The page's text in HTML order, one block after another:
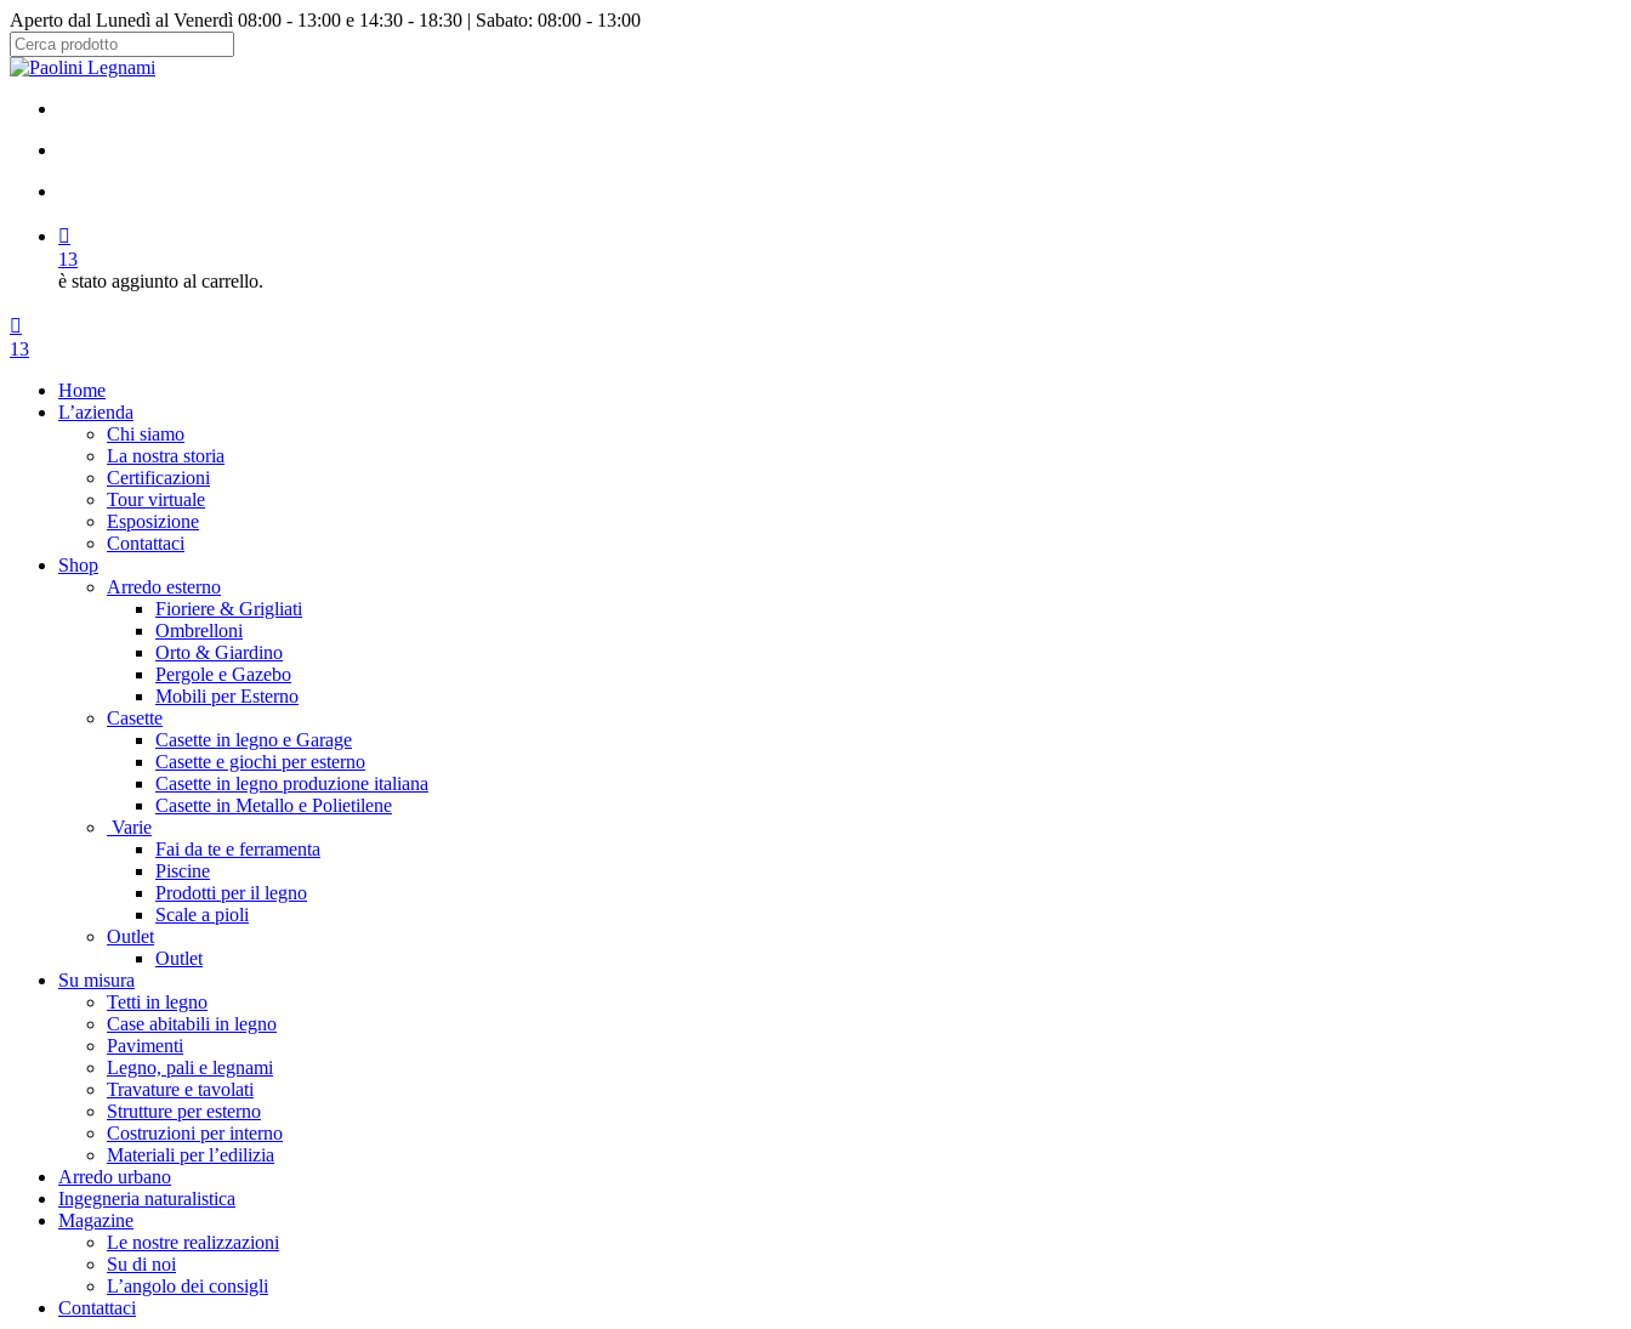
Salta
al
contenuto
Aperto dal Lunedì al Venerdì 08:00 - 13:00 e 14:30 - 18:30 | Sabato: 08:00 - 13:00
Chiudi
13
è stato aggiunto al carrello.
Menu
cerca
account
13
Home
L’azienda
Chi siamo
La nostra storia
Certificazioni
Tour virtuale
Esposizione
Contattaci
Shop
Arredo esterno
Fioriere & Grigliati
Ombrelloni
Orto & Giardino
Pergole e Gazebo
Mobili per Esterno
Casette
Casette in legno e Garage
Casette e giochi per esterno
Casette in legno produzione italiana
Casette in Metallo e Polietilene
Varie
Fai da te e ferramenta
Piscine
Prodotti per il legno
Scale a pioli
Outlet
Outlet
Su misura
Tetti in legno
Case abitabili in legno
Pavimenti
Legno, pali e legnami
Travature e tavolati
Strutture per esterno
Costruzioni per interno
Materiali per l’edilizia
Arredo urbano
Ingegneria naturalistica
Magazine
Le nostre realizzazioni
Su di noi
L’angolo dei consigli
Contattaci